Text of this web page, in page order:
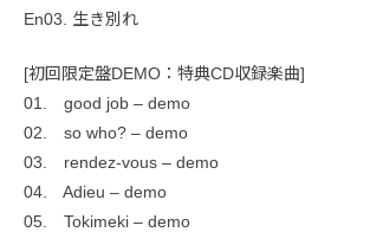
En03. 生き別れ
[初回限定盤DEMO：特典CD収録楽曲]
01. good job – demo
02. so who? – demo
03. rendez-vous – demo
04. Adieu – demo
05. Tokimeki – demo